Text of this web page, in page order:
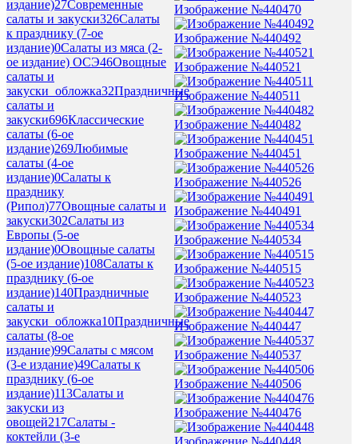
издание)27Современные
салаты и закуски326Салаты
к празднику (7-ое
издание)0Салаты из мяса (2-
ое издание) ОСЭ46Овощные
салаты и
закуски_обложка32Праздничные
салаты и
закуски696Классические
салаты (6-ое
издание)269Любимые
салаты (4-ое
издание)0Салаты к
празднику
(Рипол)77Овощные салаты и
закуски302Салаты из
Европы (5-ое
издание)0Овощные салаты
(5-ое издание)108Салаты к
празднику (6-ое
издание)140Праздничные
салаты и
закуски_обложка10Праздничные
салаты (8-ое
издание)99Салаты с мясом
(3-е издание)49Салаты к
празднику (6-ое
издание)113Салаты и
закуски из
овощей217Салаты -
коктейли (3-е
Изображение №440470
Изображение №440492
Изображение №440521
Изображение №440511
Изображение №440482
Изображение №440451
Изображение №440526
Изображение №440491
Изображение №440534
Изображение №440515
Изображение №440523
Изображение №440447
Изображение №440537
Изображение №440506
Изображение №440476
Изображение №440448